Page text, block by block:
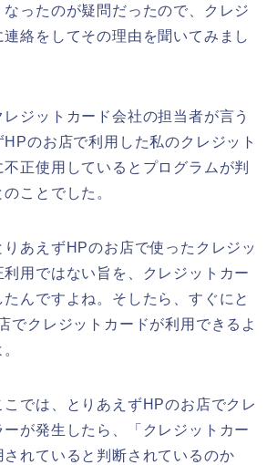
なったのが疑問だったので、クレジ
絡をしてその理由を聞いてみまし
ジットカード会社の担当者が言う
のお店で利用した私のクレジット
正使用しているとプログラムが判
ことでした。
あえずHPのお店で使ったクレジッ
利用ではない旨を、クレジットカー
たんですよね。そしたら、すぐにと
でクレジットカードが利用できるよ
こでは、とりあえずHPのお店でクレ
ーが発生したら、「クレジットカー
されていると判断されているのか